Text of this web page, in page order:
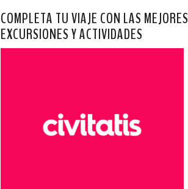
COMPLETA TU VIAJE CON LAS MEJORES
EXCURSIONES Y ACTIVIDADES